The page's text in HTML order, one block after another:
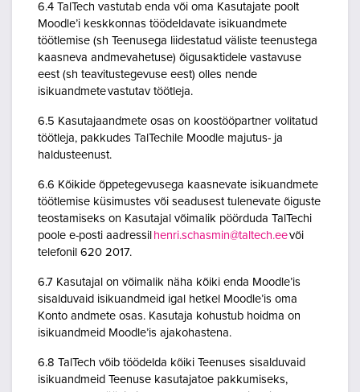
6.4 TalTech vastutab enda või oma Kasutajate poolt
Moodle’i keskkonnas töödeldavate isikuandmete
töötlemise (sh Teenusega liidestatud väliste teenustega
kaasneva andmevahetuse) õigusaktidele vastavuse
eest (sh teavitustegevuse eest) olles nende
isikuandmete vastutav töötleja.
6.5 Kasutajaandmete osas on koostööpartner volitatud
töötleja, pakkudes TalTechile Moodle majutus- ja
haldusteenust.
6.6 Kõikide õppetegevusega kaasnevate isikuandmete
töötlemise küsimustes või seadusest tulenevate õiguste
teostamiseks on Kasutajal võimalik pöörduda TalTechi
poole e-posti aadressil henri.schasmin@taltech.eevõi
telefonil 620 2017.
6.7 Kasutajal on võimalik näha kõiki enda Moodle’is
sisalduvaid isikuandmeid igal hetkel Moodle’is oma
Konto andmete osas. Kasutaja kohustub hoidma on
isikuandmeid Moodle’is ajakohastena.
6.8 TalTech võib töödelda kõiki Teenuses sisalduvaid
isikuandmeid Teenuse kasutajatoe pakkumiseks,